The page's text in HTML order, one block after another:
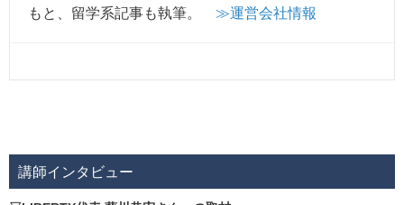
もと、留学系記事も執筆。 ≫運営会社情報
講師インタビュー